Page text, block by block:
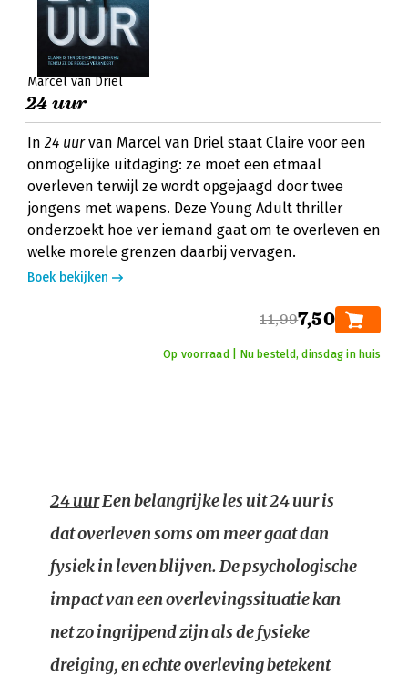
Marcel van Driel
24 uur
In24 uurvan Marcel van Driel staat Claire voor een
onmogelijke uitdaging: ze moet een etmaal
overleven terwijl ze wordt opgejaagd door twee
jongens met wapens. Deze Young Adult thriller
onderzoekt hoe ver iemand gaat om te overleven en
welke morele grenzen daarbij vervagen.
Boek bekijken
11,997,50
Op voorraad | Nu besteld, dinsdag in huis
24 uurEen belangrijke les uit 24 uur is
dat overleven soms om meer gaat dan
fysiek in leven blijven. De psychologische
impact van een overlevingssituatie kan
net zo ingrijpend zijn als de fysieke
dreiging, en echte overleving betekent